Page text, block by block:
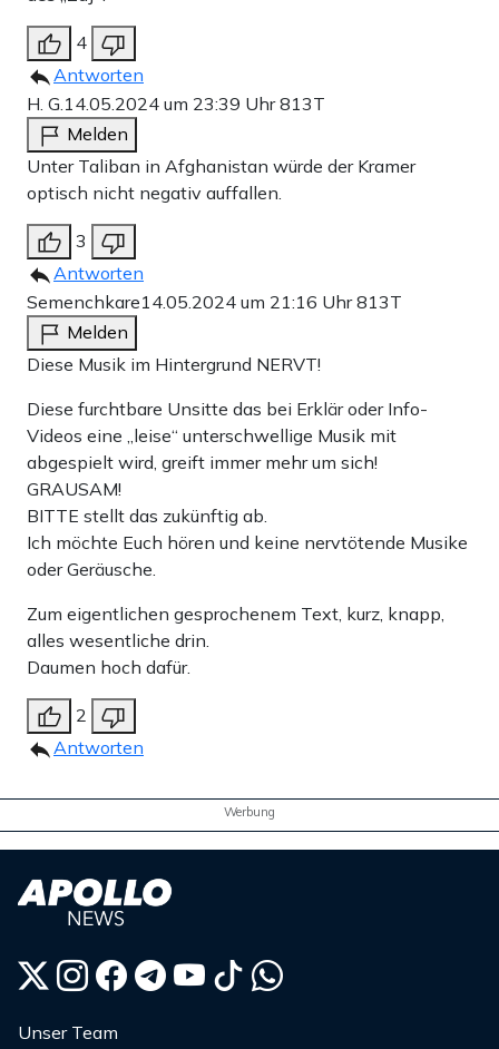
4
Antworten
H. G. 14.05.2024 um 23:39 Uhr813T
Melden
Unter Taliban in Afghanistan würde der Kramer
optisch nicht negativ auffallen.
3
Antworten
Semenchkare14.05.2024 um 21:16 Uhr813T
Melden
Diese Musik im Hintergrund NERVT!
Diese furchtbare Unsitte das bei Erklär oder Info-
Videos eine „leise“ unterschwellige Musik mit
abgespielt wird, greift immer mehr um sich!
GRAUSAM!
BITTE stellt das zukünftig ab.
Ich möchte Euch hören und keine nervtötende Musike
oder Geräusche.
Zum eigentlichen gesprochenem Text, kurz, knapp,
alles wesentliche drin.
Daumen hoch dafür.
2
Antworten
Werbung
Unser Team